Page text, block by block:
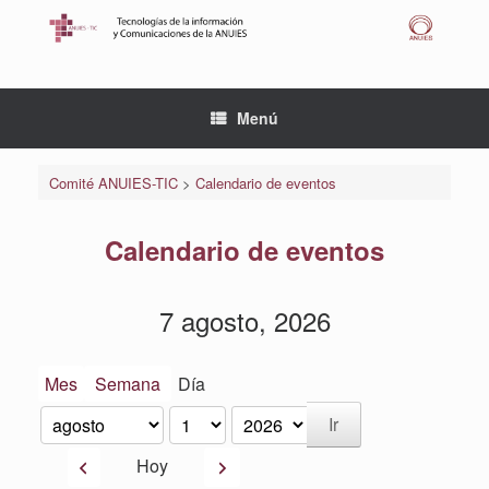
Menú
Comité ANUIES-TIC> Calendario de eventos
Calendario de eventos
7 agosto, 2026
Mes Semana Día
Mes
Día
Año
AnteriorHoy Siguiente